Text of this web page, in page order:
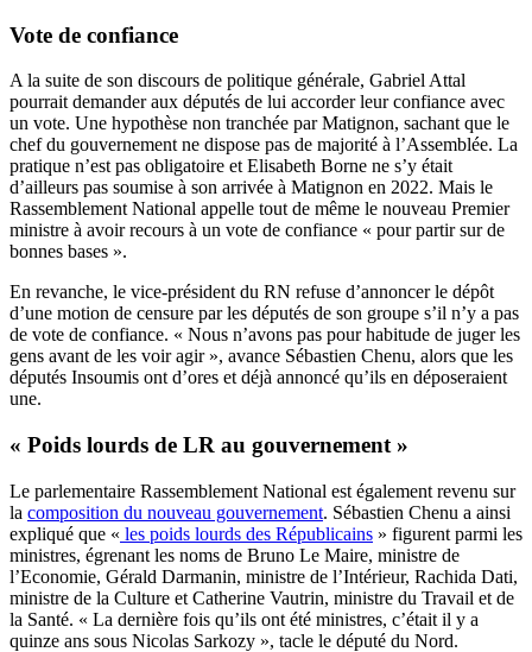
Vote de confiance
A la suite de son discours de politique générale, Gabriel Attal
pourrait demander aux députés de lui accorder leur confiance avec
un vote. Une hypothèse non tranchée par Matignon, sachant que le
chef du gouvernement ne dispose pas de majorité à l’Assemblée. La
pratique n’est pas obligatoire et Elisabeth Borne ne s’y était
d’ailleurs pas soumise à son arrivée à Matignon en 2022. Mais le
Rassemblement National appelle tout de même le nouveau Premier
ministre à avoir recours à un vote de confiance « pour partir sur de
bonnes bases ».
En revanche, le vice-président du RN refuse d’annoncer le dépôt
d’une motion de censure par les députés de son groupe s’il n’y a pas
de vote de confiance. « Nous n’avons pas pour habitude de juger les
gens avant de les voir agir », avance Sébastien Chenu, alors que les
députés Insoumis ont d’ores et déjà annoncé qu’ils en déposeraient
une.
« Poids lourds de LR au gouvernement »
Le parlementaire Rassemblement National est également revenu sur
la composition du nouveau gouvernement. Sébastien Chenu a ainsi
expliqué que « les poids lourds des Républicains » figurent parmi les
ministres, égrenant les noms de Bruno Le Maire, ministre de
l’Economie, Gérald Darmanin, ministre de l’Intérieur, Rachida Dati,
ministre de la Culture et Catherine Vautrin, ministre du Travail et de
la Santé. « La dernière fois qu’ils ont été ministres, c’était il y a
quinze ans sous Nicolas Sarkozy », tacle le député du Nord.